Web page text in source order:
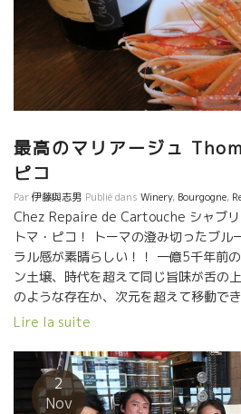
ボルドーのワインを飲んでいて、皆で
定してしまったようです。 フルマラ
皆さんの元気ぶりには驚かされました
に飲んでいるとの、ことでした。 流
一緒させていただき有難うございまし
いました。 店をでるとシャンゼリゼ通
最高のマリアージュ
ピコ
Par伊藤與志男 Publié dans Winery, Bourgogne,
Chez Repaire de Cartouche シャブ
トマ・ピコ！ トーマの澄み切ったブル
ラル感が素晴らしい！！ 一億5千年前
ン土壌、時代を超えて同じ旨味が舌の
のような存在か、次元を超えて移動でき
Lire la suite
2
Nov